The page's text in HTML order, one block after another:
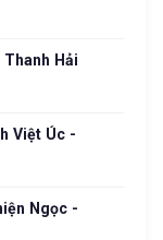
Thanh Hải
Việt Úc -
Ngọc -